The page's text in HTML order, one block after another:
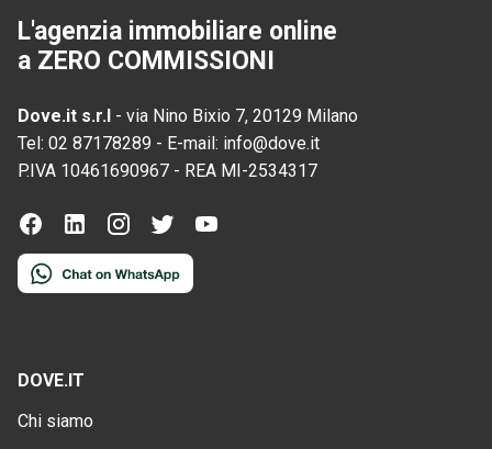
L'agenzia immobiliare online
a ZERO COMMISSIONI
Dove.it s.r.l - via Nino Bixio 7, 20129 Milano
Tel: 02 87178289 - E-mail: info@dove.it
P.IVA 10461690967 - REA MI-2534317
DOVE.IT
Chi siamo